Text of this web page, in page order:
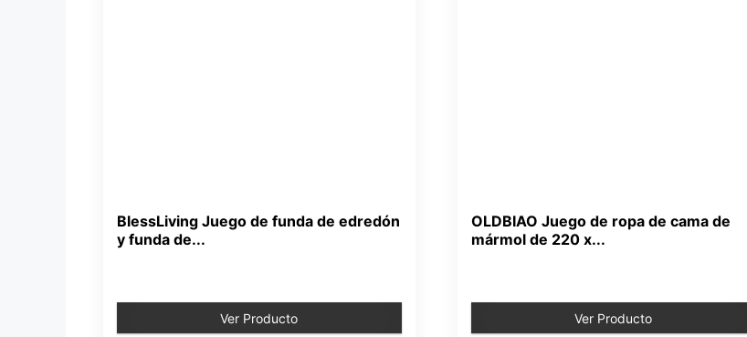
BlessLiving Juego de funda de edredón
y funda de...
Ver Producto
OLDBIAO Juego de ropa de cama de
mármol de 220 x...
Ver Producto